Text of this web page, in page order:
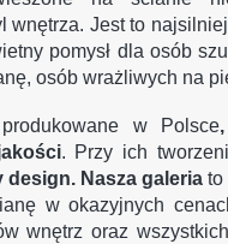
wnętrza. Jest to
pomysł dla osób
osób wrażliwych na
w Polsce,
. Przy ich
design. Nasza galeria to
w okazyjnych
wnętrz oraz